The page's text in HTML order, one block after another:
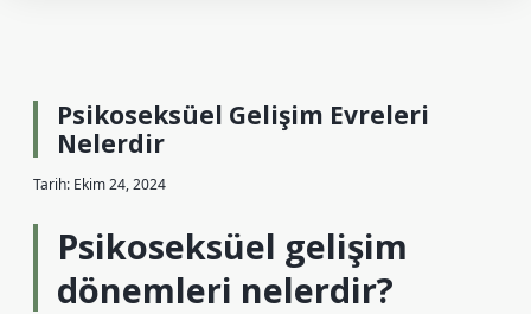
Psikoseksüel Gelişim Evreleri
Nelerdir
Tarih: Ekim 24, 2024
Psikoseksüel gelişim
dönemleri nelerdir?